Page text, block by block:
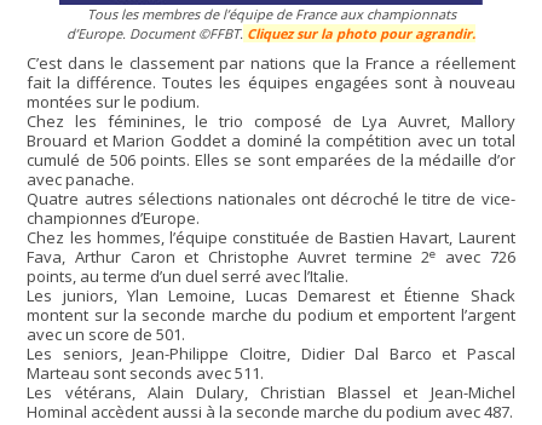
Tous les membres de l’équipe de France aux championnats
d’Europe. Document ©FFBT. Cliquez sur la photo pour agrandir.
C’est dans le classement par nations que la France a réellement
fait la différence. Toutes les équipes engagées sont à nouveau
montées sur le podium.
Chez les féminines, le trio composé de Lya Auvret, Mallory
Brouard et Marion Goddet a dominé la compétition avec un total
cumulé de 506 points. Elles se sont emparées de la médaille d’or
avec panache.
Quatre autres sélections nationales ont décroché le titre de vice-
championnes d’Europe.
Chez les hommes, l’équipe constituée de Bastien Havart, Laurent
Fava, Arthur Caron et Christophe Auvret termine 2e
avec 726
points, au terme d’un duel serré avec l’Italie.
Les juniors, Ylan Lemoine, Lucas Demarest et Étienne Shack
montent sur la seconde marche du podium et emportent l’argent
avec un score de 501.
Les seniors, Jean-Philippe Cloitre, Didier Dal Barco et Pascal
Marteau sont seconds avec 511.
Les vétérans, Alain Dulary, Christian Blassel et Jean-Michel
Hominal accèdent aussi à la seconde marche du podium avec 487.